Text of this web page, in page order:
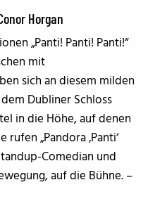
Horgan
„Panti! Panti! Panti!“
mit
sich an diesem milden
Dubliner Schloss
in die Höhe, auf denen
rufen „Pandora ‚Panti‘
Comedian und
auf die Bühne. –